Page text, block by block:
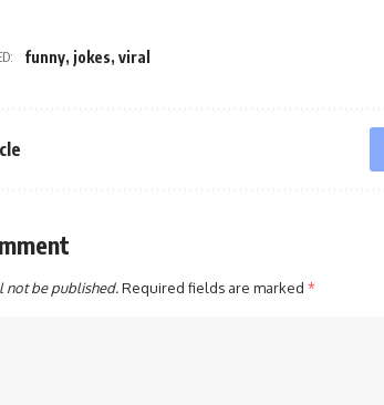
funny, jokes, viral
not be published.Required fields are marked *